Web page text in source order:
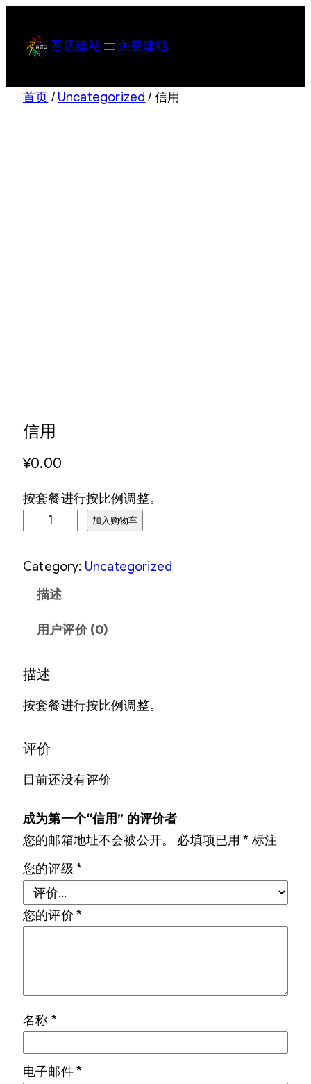
吾店建站 免费建站
首页 /Uncategorized / 信用
信用
¥0.00
按套餐进行按比例调整。
数
加入购物车
Category: Uncategorized
描述
用户评价 (0)
描述
按套餐进行按比例调整。
评价
目前还没有评价
成为第一个“信用” 的评价者
您的邮箱地址不会被公开。
必填项已用* 标注
您的评级 *
您的评价 *
名称 *
电子邮件*